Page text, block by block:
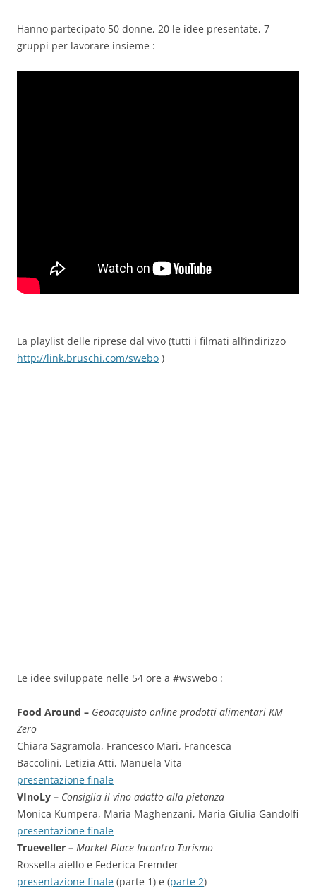
Hanno partecipato 50 donne, 20 le idee presentate, 7
gruppi per lavorare insieme :
La playlist delle riprese dal vivo (tutti i filmati all’indirizzo
http://link.bruschi.com/swebo )
Le idee sviluppate nelle 54 ore a #wswebo :
Food Around – Geoacquisto online prodotti alimentari KM
Zero
Chiara Sagramola, Francesco Mari, Francesca
Baccolini, Letizia Atti, Manuela Vita
presentazione finale
VInoLy – Consiglia il vino adatto alla pietanza
Monica Kumpera, Maria Maghenzani, Maria Giulia Gandolfi
presentazione finale
Trueveller – Market Place Incontro Turismo
Rossella aiello e Federica Fremder
presentazione finale (parte 1) e (parte 2)